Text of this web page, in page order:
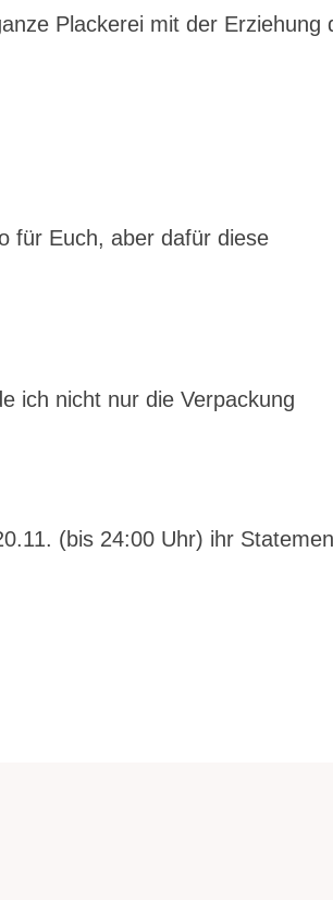
Plackerei mit der Erziehung
für Euch, aber dafür diese
ich nicht nur die Verpackung
(bis 24:00 Uhr) ihr